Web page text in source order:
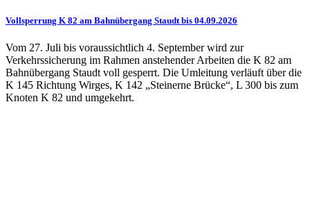
Vollsperrung K 82 am Bahnübergang Staudt bis 04.09.2026
Vom 27. Juli bis voraussichtlich 4. September wird zur
Verkehrssicherung im Rahmen anstehender Arbeiten die K 82 am
Bahnübergang Staudt voll gesperrt. Die Umleitung verläuft über die
K 145 Richtung Wirges, K 142 „Steinerne Brücke“, L 300 bis zum
Knoten K 82 und umgekehrt.